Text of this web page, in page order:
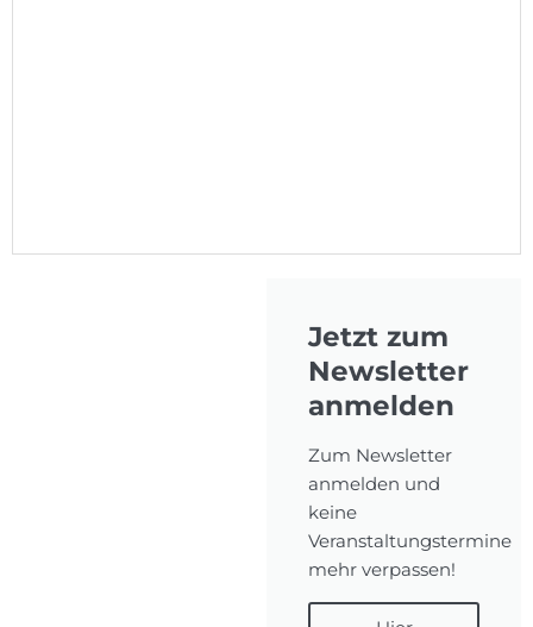
Jetzt zum
Newsletter
anmelden
Zum Newsletter
anmelden und
keine
Veranstaltungstermine
mehr verpassen!